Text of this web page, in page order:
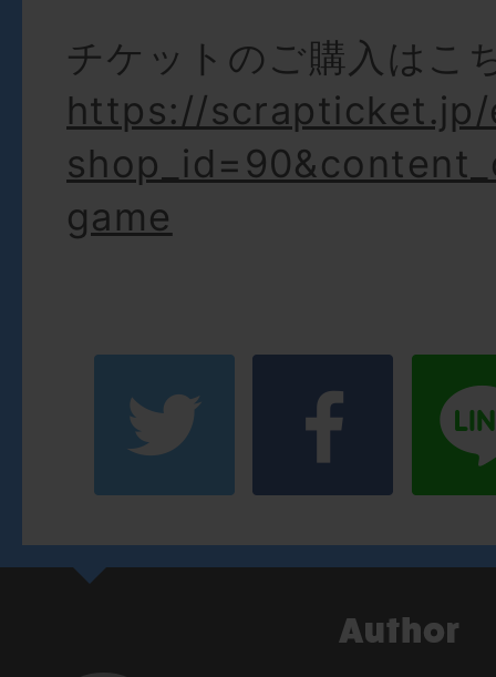
チケットのご購入はこ
https://scrapticket.jp/
game